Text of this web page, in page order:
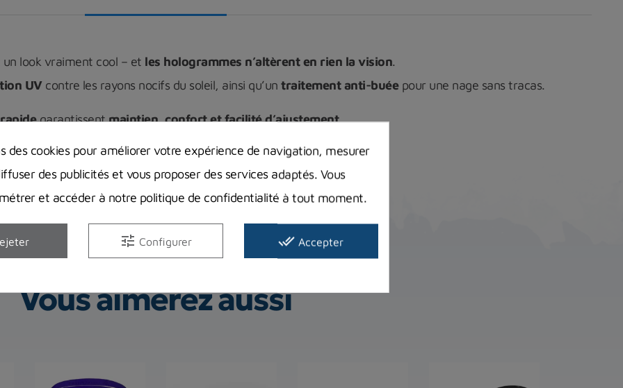
look vraiment cool – et les hologrammes n’altèrent en rien la vision.
UVcontre les rayons nocifs du soleil, ainsi qu’un traitement anti-buéepour une nage sans tracas.
garantissentmaintien, confort et facilité d’ajustement
Vous aimerez aussi
des cookies pour améliorer votre expérience de navigation, mesurer
des publicités et vous proposer des services adaptés. Vous
et accéder à notre politique de confidentialité à tout moment.
tune Configurer done_all Accepter